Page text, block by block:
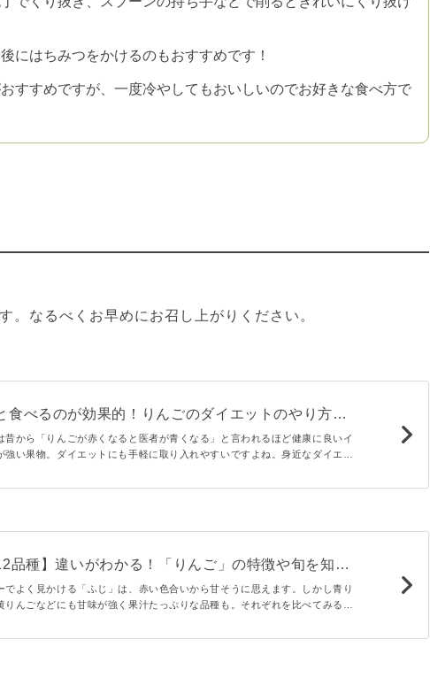
にはちみつをかけるのもおすすめです！
すすめですが、一度冷やしてもおいしいのでお好きな食べ方で
。なるべくお早めにお召し上がりください。
食べるのが効果的！りんごのダイエットのやり方と
ーレシピを紹介
昔から「りんごが赤くなると医者が青くなる」と言われるほど健康に良いイ
強い果物。ダイエットにも手軽に取り入れやすいですよね。身近なダイエッ
します。
品種】違いがわかる！「りんご」の特徴や旬を知ろ
でよく見かける「ふじ」は、赤い色合いから甘そうに思えます。しかし青り
りんごなどにも甘味が強く果汁たっぷりな品種も。それぞれを比べてみると
紹介します。